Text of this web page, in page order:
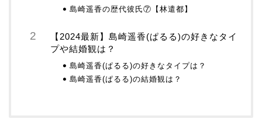
島崎遥香の歴代彼氏⑦【林遣都】
【2024最新】島崎遥香(ぱるる)の好きなタイ
プや結婚観は？
島崎遥香(ぱるる)の好きなタイプは？
島崎遥香(ぱるる)の結婚観は？